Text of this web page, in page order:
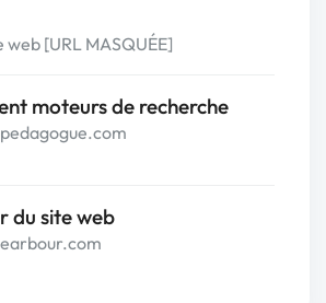
[URL MASQUÉE]
moteurs de recherche
du site web